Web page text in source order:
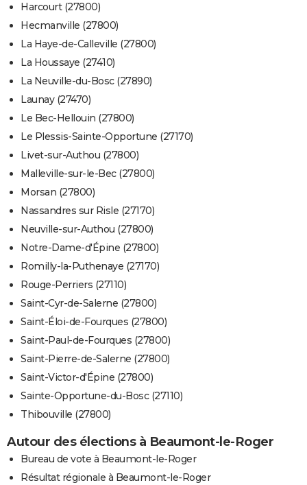
Harcourt (27800)
Hecmanville (27800)
La Haye-de-Calleville (27800)
La Houssaye (27410)
La Neuville-du-Bosc (27890)
Launay (27470)
Le Bec-Hellouin (27800)
Le Plessis-Sainte-Opportune (27170)
Livet-sur-Authou (27800)
Malleville-sur-le-Bec (27800)
Morsan (27800)
Nassandres sur Risle (27170)
Neuville-sur-Authou (27800)
Notre-Dame-d'Épine (27800)
Romilly-la-Puthenaye (27170)
Rouge-Perriers (27110)
Saint-Cyr-de-Salerne (27800)
Saint-Éloi-de-Fourques (27800)
Saint-Paul-de-Fourques (27800)
Saint-Pierre-de-Salerne (27800)
Saint-Victor-d'Épine (27800)
Sainte-Opportune-du-Bosc (27110)
Thibouville (27800)
Autour des élections à Beaumont-le-Roger
Bureau de vote à Beaumont-le-Roger
Résultat régionale à Beaumont-le-Roger